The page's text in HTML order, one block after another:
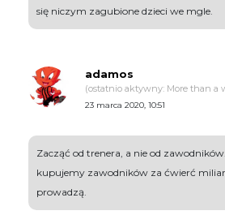
się niczym zagubione dzieci we mgle.
adamos
(ostatnio aktywny: More than a
23 marca 2020, 10:51
Zacząć od trenera, a nie od
kupujemy zawodników za ćwierć
prowadzą.